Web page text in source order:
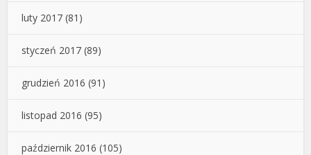
luty 2017 (81)
styczeń 2017 (89)
grudzień 2016 (91)
listopad 2016 (95)
październik 2016 (105)